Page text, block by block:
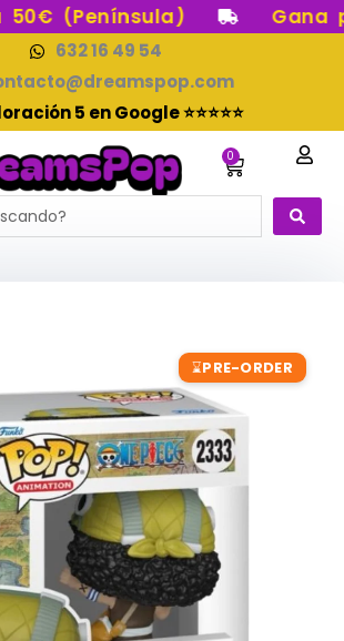
(Península) Gana
632 16 49 54
5 en Google ⭐⭐⭐⭐⭐
0
Carrito
⌛PRE-ORDER